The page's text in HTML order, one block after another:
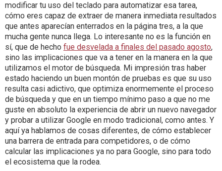
modificar tu uso del teclado para automatizar esa tarea,
cómo eres capaz de extraer de manera inmediata resultados
que antes aparecían enterrados en la página tres, a la que
mucha gente nunca llega. Lo interesante no es la función en
sí, que de hecho fue desvelada a finales del pasado agosto,
sino las implicaciones que va a tener en la manera en la que
utilizamos el motor de búsqueda. Mi impresión tras haber
estado haciendo un buen montón de pruebas es que su uso
resulta casi adictivo, que optimiza enormemente el proceso
de búsqueda y que en un tiempo mínimo paso a que no me
guste en absoluto la experiencia de abrir un nuevo navegador
y probar a utilizar Google en modo tradicional, como antes. Y
aquí ya hablamos de cosas diferentes, de cómo establecer
una barrera de entrada para competidores, o de cómo
calcular las implicaciones ya no para Google, sino para todo
el ecosistema que la rodea.